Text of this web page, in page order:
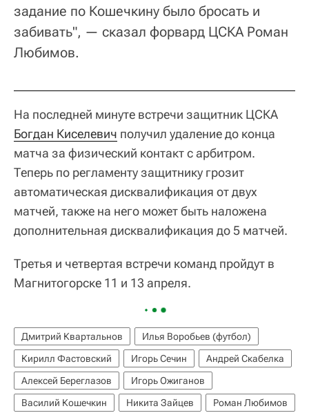
задание по Кошечкину было бросать и
забивать", — сказал форвард ЦСКА Роман
Любимов.
На последней минуте встречи защитник ЦСКА
Богдан Киселевич получил удаление до конца
матча за физический контакт с арбитром.
Теперь по регламенту защитнику грозит
автоматическая дисквалификация от двух
матчей, также на него может быть наложена
дополнительная дисквалификация до 5 матчей.
Третья и четвертая встречи команд пройдут в
Магнитогорске 11 и 13 апреля.
Дмитрий Квартальнов
Илья Воробьев (футбол)
Кирилл Фастовский
Игорь Сечин
Андрей Скабелка
Алексей Береглазов
Игорь Ожиганов
Василий Кошечкин
Никита Зайцев
Роман Любимов